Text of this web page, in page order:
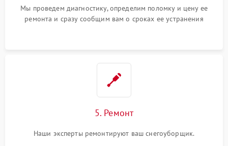
Мы проведем диагностику, определим поломку и цену ее
ремонта и сразу сообщим вам о сроках ее устранения
5. Ремонт
Наши эксперты ремонтируют ваш снегоуборщик.